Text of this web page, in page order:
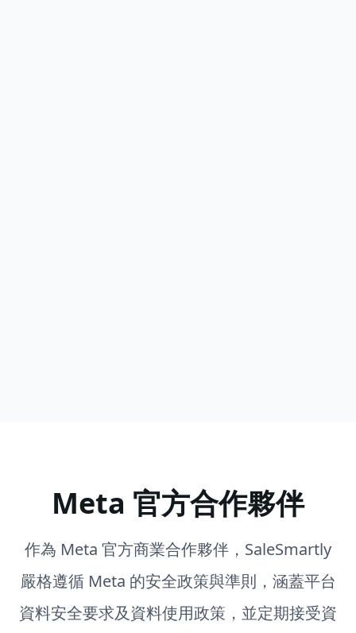
Meta 官方合作夥伴
作為 Meta 官方商業合作夥伴，SaleSmartly
嚴格遵循 Meta 的安全政策與準則，涵蓋平台
資料安全要求及資料使用政策，並定期接受資